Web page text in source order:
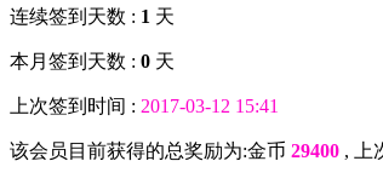
连续签到天数 : 1 天
本月签到天数 : 0 天
上次签到时间 : 2017-03-12 15:41
该会员目前获得的总奖励为:金币 29400 , 上